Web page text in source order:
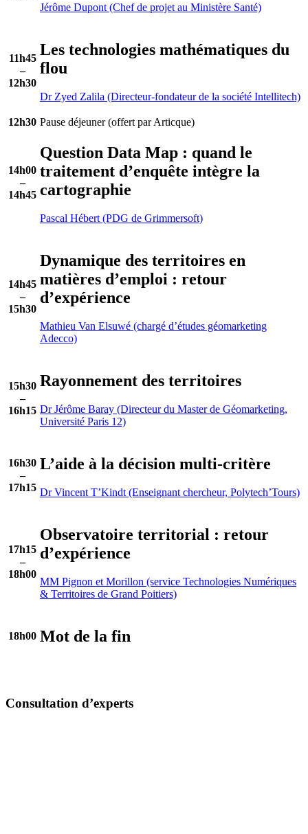
Jérôme Dupont (Chef de projet au Ministère Santé)
11h45
–
12h30
Les technologies mathématiques du
flou
Dr Zyed Zalila (Directeur-fondateur de la société Intellitech)
12h30 Pause déjeuner (offert par Articque)
14h00
–
14h45
Question Data Map : quand le
traitement d’enquête intègre la
cartographie
Pascal Hébert (PDG de Grimmersoft)
14h45
–
15h30
Dynamique des territoires en
matières d’emploi : retour
d’expérience
Mathieu Van Elsuwé (chargé d’études géomarketing
Adecco)
15h30
–
16h15
Rayonnement des territoires
Dr Jérôme Baray (Directeur du Master de Géomarketing,
Université Paris 12)
16h30
–
17h15
L’aide à la décision multi-critère
Dr Vincent T’Kindt (Enseignant chercheur, Polytech’Tours)
17h15
–
18h00
Observatoire territorial : retour
d’expérience
MM Pignon et Morillon (service Technologies Numériques
& Territoires de Grand Poitiers)
18h00 Mot de la fin
Consultation d’experts